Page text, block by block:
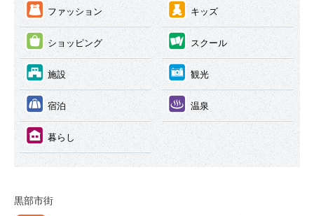
③ ファッション ④ キッズ
⑤ ショッピング ⑥ スクール
⑦ 施設 ⑧ 観光
⑨ 宿泊 ⑩ 温泉
⑪ 暮らし
黒部市街